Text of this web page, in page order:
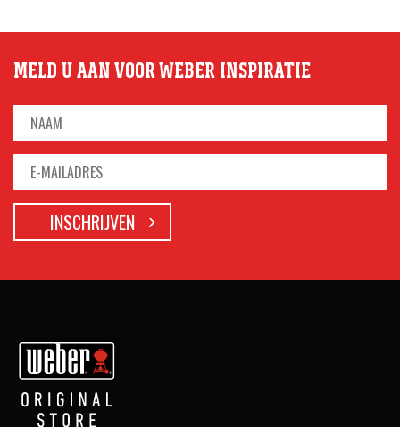
MELD U AAN VOOR WEBER INSPIRATIE